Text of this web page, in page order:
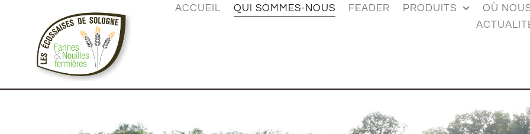
ACCUEIL QUI SOMMES-NOUS FEADER PRODUITS
OÙ